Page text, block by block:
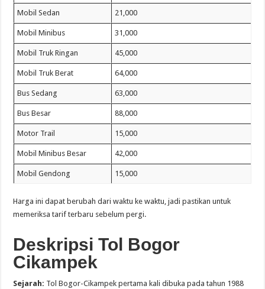
Mobil Sedan 21,000
Mobil Minibus 31,000
Mobil Truk Ringan 45,000
Mobil Truk Berat 64,000
Bus Sedang 63,000
Bus Besar 88,000
Motor Trail 15,000
Mobil Minibus Besar 42,000
Mobil Gendong 15,000
Harga ini dapat berubah dari waktu ke waktu, jadi pastikan untuk
memeriksa tarif terbaru sebelum pergi.
Deskripsi Tol Bogor
Cikampek
Sejarah: Tol Bogor-Cikampek pertama kali dibuka pada tahun 1988